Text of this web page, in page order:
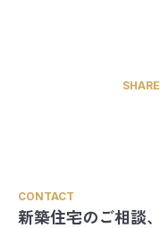
SHARE
CONTACT
新築住宅のご相談、